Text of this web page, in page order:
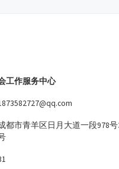
工作服务中心
都市青羊区日月大道一段978